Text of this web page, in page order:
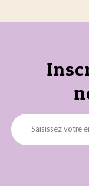
Saisissez votre